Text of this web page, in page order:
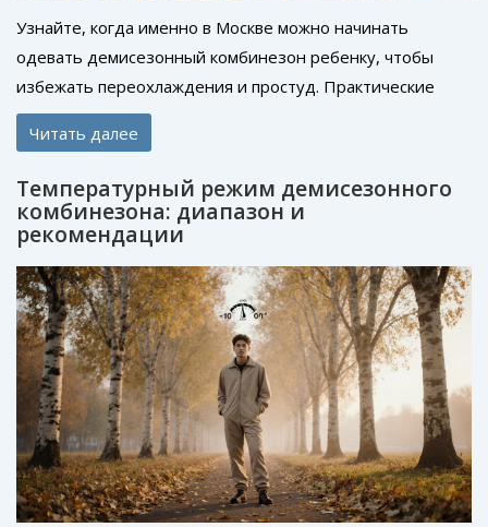
Узнайте, когда именно в Москве можно начинать
одевать демисезонный комбинезон ребенку, чтобы
избежать переохлаждения и простуд. Практические
советы по выбору, использованию и уходу за одеждой
для осени.
Читать далее
Температурный режим демисезонного
комбинезона: диапазон и
рекомендации